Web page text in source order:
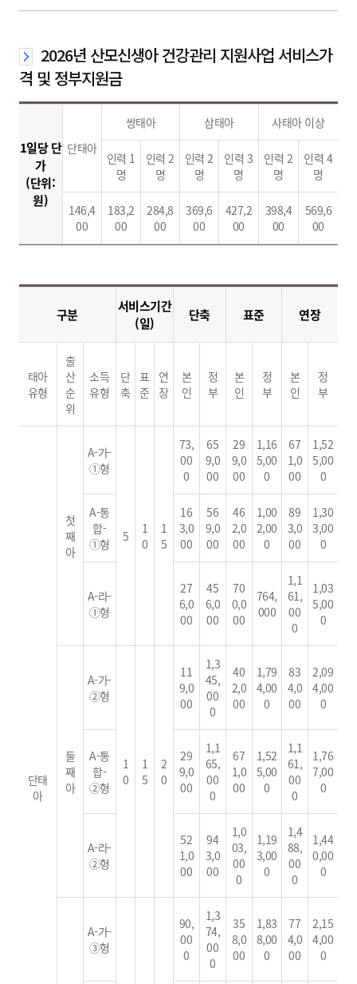
2026년 산모신생아 건강관리 지원사업 서비스가
격 및 정부지원금
1일당 단
가
(단위:
원)
단태아
쌍태아 삼태아 사태아 이상
인력 1
명
인력 2
명
인력 2
명
인력 3
명
인력 2
명
인력 4
명
146,4
00
183,2
00
284,8
00
369,6
00
427,2
00
398,4
00
569,6
00
구분
서비스기간
(일)
단축 표준 연장
태아
유형
출
산
순
위
소득
유형
단
축
표
준
연
장
본
인
정
부
본
인
정
부
본
인
정
부
단태
아
첫
째
아
A-가-
①형
5
1
0
1
5
73,
00
0
65
9,0
00
29
9,0
00
1,16
5,00
0
67
1,0
00
1,52
5,00
0
A-통
합-
①형
16
3,0
00
56
9,0
00
46
2,0
00
1,00
2,00
0
89
3,0
00
1,30
3,00
0
A-라-
①형
27
6,0
00
45
6,0
00
70
0,0
00
764,
000
1,1
61,
00
0
1,03
5,00
0
둘
째
아
A-가-
②형
1
0
1
5
2
0
11
9,0
00
1,3
45,
00
0
40
2,0
00
1,79
4,00
0
83
4,0
00
2,09
4,00
0
A-통
합-
②형
29
9,0
00
1,1
65,
00
0
67
1,0
00
1,52
5,00
0
1,1
61,
00
0
1,76
7,00
0
A-라-
②형
52
1,0
00
94
3,0
00
1,0
03,
00
0
1,19
3,00
0
1,4
88,
00
0
1,44
0,00
0
A-가-
③형
90,
00
0
1,3
74,
00
0
35
8,0
00
1,83
8,00
0
77
4,0
00
2,15
4,00
0